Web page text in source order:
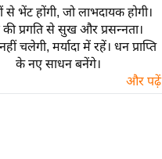
से भेंट होंगी, जो लाभदायक होगी।
प्रगति से सुख और प्रसन्नता।
चलेगी, मर्यादा में रहें। धन प्राप्ति
के नए साधन बनेंगे।
और पढ़ें